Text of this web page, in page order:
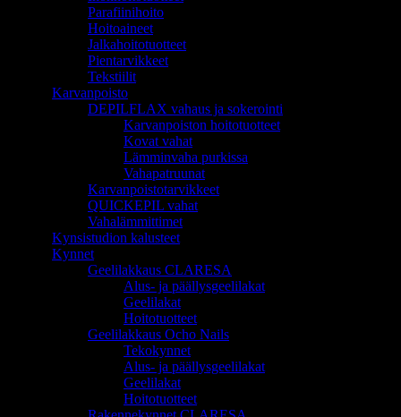
Parafiinihoito
Hoitoaineet
Jalkahoitotuotteet
Pientarvikkeet
Tekstiilit
Karvanpoisto
DEPILFLAX vahaus ja sokerointi
Karvanpoiston hoitotuotteet
Kovat vahat
Lämminvaha purkissa
Vahapatruunat
Karvanpoistotarvikkeet
QUICKEPIL vahat
Vahalämmittimet
Kynsistudion kalusteet
Kynnet
Geelilakkaus CLARESA
Alus- ja päällysgeelilakat
Geelilakat
Hoitotuotteet
Geelilakkaus Ocho Nails
Tekokynnet
Alus- ja päällysgeelilakat
Geelilakat
Hoitotuotteet